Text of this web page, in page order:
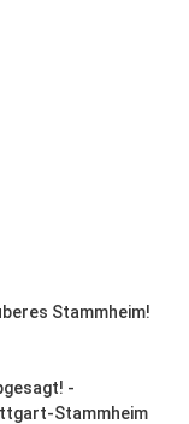
Stammheim!
-
Stammheim